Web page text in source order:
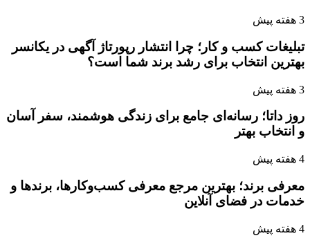
3 هفته پیش
تبلیغات کسب و کار؛ چرا انتشار رپورتاژ آگهی در یکانسر
بهترین انتخاب برای رشد برند شما است؟
3 هفته پیش
روز داتا؛ رسانه‌ای جامع برای زندگی هوشمند، سفر آسان
و انتخاب بهتر
4 هفته پیش
معرفی برند؛ بهترین مرجع معرفی کسب‌وکارها، برندها و
خدمات در فضای آنلاین
4 هفته پیش